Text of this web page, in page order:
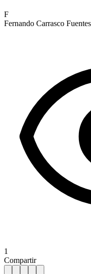
F
Fernando Carrasco Fuentes
1
Compartir